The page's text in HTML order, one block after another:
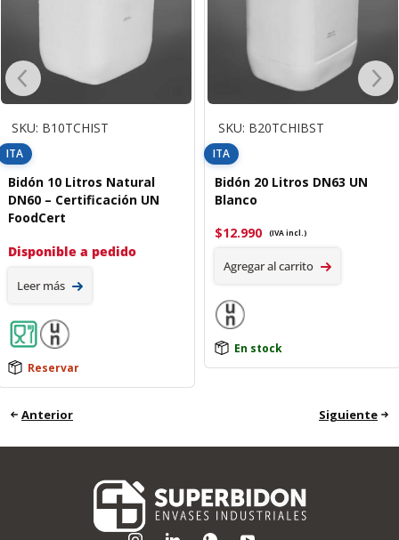
SKU: B10TCHIST
ITA
Bidón 10 Litros Natural
DN60 – Certificación UN
FoodCert
Disponible a pedido
Leer más
Reservar
SKU: B20TCHIBST
ITA
Bidón 20 Litros DN63 UN
Blanco
$12.990 (IVA incl.)
Agregar al carrito
En stock
Anterior Siguiente